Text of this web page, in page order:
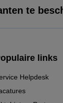
te
links
Helpdesk